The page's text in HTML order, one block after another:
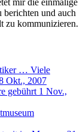
berichten und auch
zu kommunizieren.
Viele
Okt., 2007
gebührt 1 Nov.,